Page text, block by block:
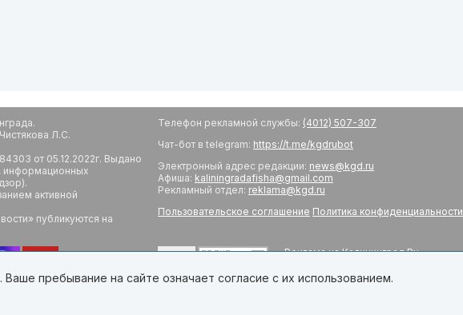
Л.С.
от 05.12.2022г. Выдано
информационных
активной
публикуются на
Телефон рекламной службы: (4012) 507-307
Чат-бот в telegram: https://t.me/kgdrubot
Электронный адрес редакции: news@kgd.ru
Афиша: kaliningradafisha@gmail.com
Рекламный отдел: reklama@kgd.ru
Пользовательское соглашение Политика конфиденциальности
Реклама на Калининград.Ru
Обратная связь
пребывание на сайте означает согласие с их использованием.